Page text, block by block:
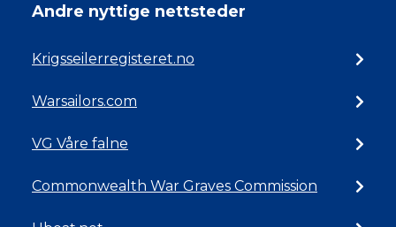
Andre nyttige nettsteder
Krigsseilerregisteret.no
Warsailors.com
VG Våre falne
Commonwealth War Graves Commission